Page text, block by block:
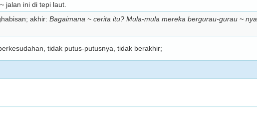
jalan ini di tepi laut.
akhir: Bagaimana ~ cerita itu? Mula-mula mereka bergurau-gurau ~ nya
tidak putus-putusnya, tidak berakhir;